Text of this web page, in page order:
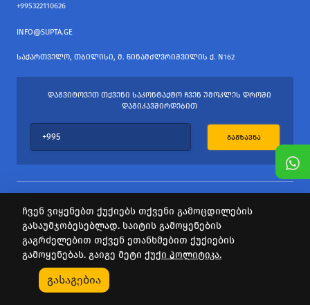
Კატეგორიები Აქციები
+995322110626
INFO@SUPTA.GE
ᲡᲐᲥᲐᲠᲗᲕᲔᲚᲝ, ᲗᲑᲘᲚᲘᲡᲘ, Მ. ᲬᲘᲜᲐᲛᲫᲦᲕᲠᲘᲨᲕᲘᲚᲘᲡ Ქ. N162
ᲓᲐᲒᲕᲘᲢᲝᲕᲔᲗ ᲗᲥᲕᲔᲜᲘ ᲡᲐᲙᲝᲜᲢᲐᲥᲢᲝ ᲩᲕᲔᲜ ᲣᲛᲝᲙᲚᲔᲡ ᲓᲠᲝᲨᲘ
ᲓᲐᲒᲘᲙᲐᲕᲨᲘᲠᲓᲔᲑᲘᲗ
ᲒᲐᲒᲖᲐᲕᲜᲐ
ყველა უფლება დაცულია
საიტის პროვაიდერი Webdoors.ge
ჩვენ ვიყენებთ ქუქიებს თქვენი გამოცდილების
გასაუმჯობესებლად. საიტის გამოყენების
გაგრძელებით თქვენ ეთანხმებით ქუქიების
გამოყენებას. გაიგე მეტი ქუქი პოლიტიკა.
გასაგებია